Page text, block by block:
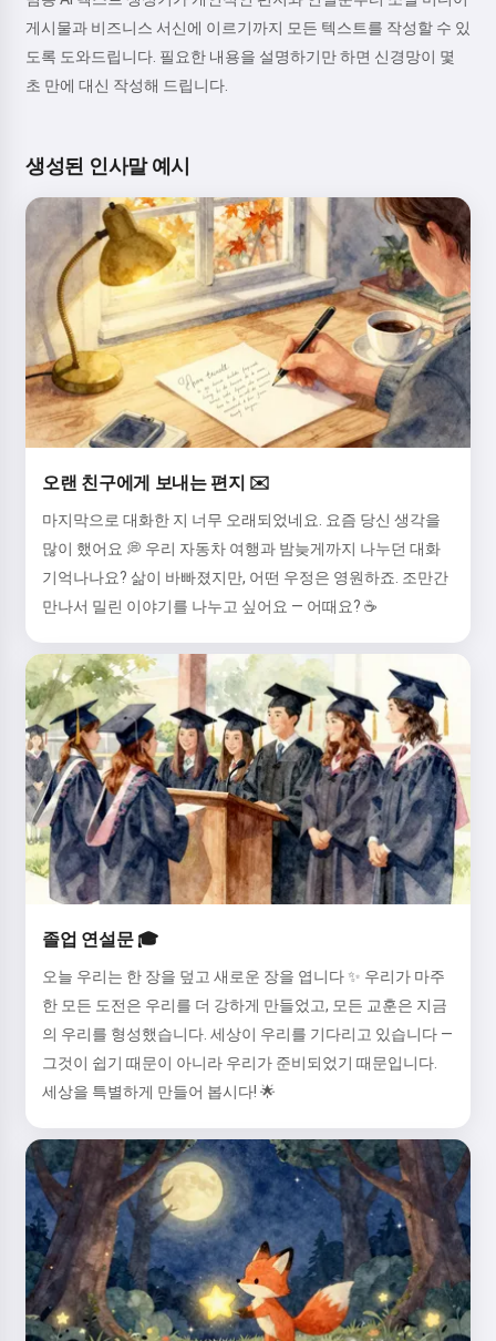
게시물과 비즈니스 서신에 이르기까지 모든 텍스트를 작성할 수 있
도록 도와드립니다. 필요한 내용을 설명하기만 하면 신경망이 몇
초 만에 대신 작성해 드립니다.
생성된 인사말 예시
오랜 친구에게 보내는 편지 ✉️
마지막으로 대화한 지 너무 오래되었네요. 요즘 당신 생각을
많이 했어요 💭 우리 자동차 여행과 밤늦게까지 나누던 대화
기억나나요? 삶이 바빠졌지만, 어떤 우정은 영원하죠. 조만간
만나서 밀린 이야기를 나누고 싶어요 — 어때요? ☕
졸업 연설문 🎓
오늘 우리는 한 장을 덮고 새로운 장을 엽니다 ✨ 우리가 마주
한 모든 도전은 우리를 더 강하게 만들었고, 모든 교훈은 지금
의 우리를 형성했습니다. 세상이 우리를 기다리고 있습니다 —
그것이 쉽기 때문이 아니라 우리가 준비되었기 때문입니다.
세상을 특별하게 만들어 봅시다! 🌟